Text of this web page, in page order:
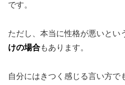
です。
ただし、本当に性格が悪いとい
けの場合もあります。
自分にはきつく感じる言い方で